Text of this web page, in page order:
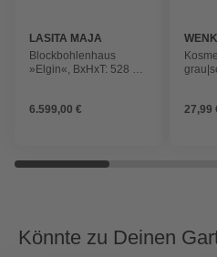
LASITA MAJA
Blockbohlenhaus
»Elgin«, BxHxT: 528 x
Dachüberstand),
6.599,00 € 27,99
Könnte zu Deinen